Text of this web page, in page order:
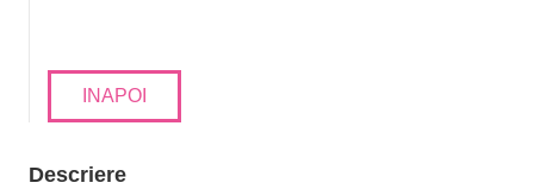
INAPOI
Descriere